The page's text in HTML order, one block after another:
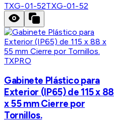
TXG-01-52TXG-01-52
TXPRO
Gabinete Plástico para
Exterior (IP65) de 115 x 88
x 55 mm Cierre por
Tornillos.